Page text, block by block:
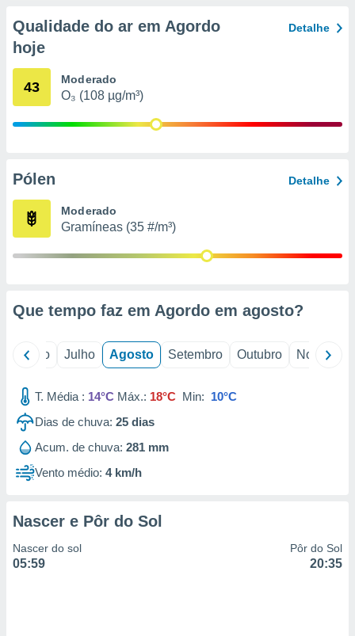
através
estudos
Qualidade do ar em Agordo
hoje
Detalhe
43 Moderado
O₃ (108 µg/m³)
Pólen Detalhe
Moderado
Gramíneas (35 #/m³)
Que tempo faz em Agordo em agosto?
Junho Julho Agosto Setembro Outubro Novembro
T. Média : 14°C Máx.: 18°C Min: 10°C
Dias de chuva: 25 dias
Acum. de chuva: 281 mm
Vento médio: 4 km/h
Nascer e Pôr do Sol
Nascer do sol
05:59
Pôr do Sol
20:35